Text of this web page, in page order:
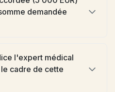
demandée
l'expert médical
cadre de cette